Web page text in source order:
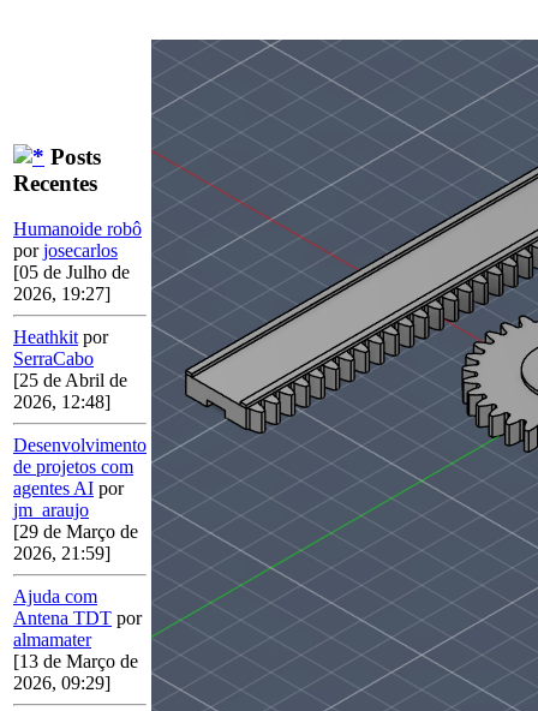
Posts
Recentes
Humanoide robô
porjosecarlos
[05 de Julho de
2026, 19:27]
Heathkit por
SerraCabo
[25 de Abril de
2026, 12:48]
Desenvolvimento
de projetos com
agentes AI por
jm_araujo
[29 de Março de
2026, 21:59]
Ajuda com
Antena TDT por
almamater
[13 de Março de
2026, 09:29]